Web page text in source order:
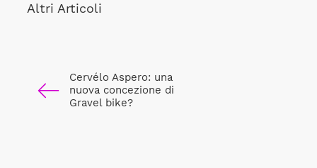
Altri Articoli
Cervélo Aspero: una
nuova concezione di
Gravel bike?